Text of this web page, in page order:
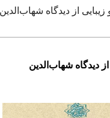
از دیدگاه شهاب‌الدین
دیدگاه شهاب‌الدین